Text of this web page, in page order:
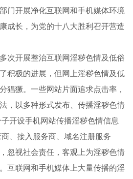
门开展净化互联网和手机媒体环境
成长，为党的十八大胜利召开营造
开展整治互联网淫秽色情及低俗
积极的进展，但网上淫秽色情及低
猖獗。一些网站片面追求点击率，
，以多种形式发布、传播淫秽色情
开设手机网站传播淫秽色情信息
、接入服务商、域名注册服务
忽视社会责任，客观上为淫秽色情
互联网和手机媒体上大量传播的淫